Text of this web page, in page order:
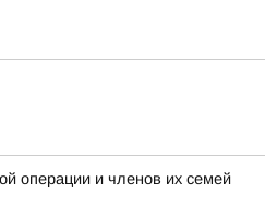
операции и членов их семей